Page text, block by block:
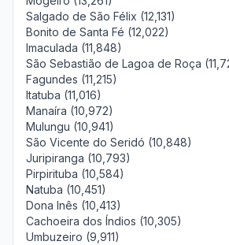
Salgado de São Félix (12,131)
Bonito de Santa Fé (12,022)
Imaculada (11,848)
São Sebastião de Lagoa de Roça
Fagundes (11,215)
Itatuba (11,016)
Manaíra (10,972)
Mulungu (10,941)
São Vicente do Seridó (10,848)
Juripiranga (10,793)
Pirpirituba (10,584)
Natuba (10,451)
Dona Inês (10,413)
Cachoeira dos Índios (10,305)
Umbuzeiro (9,911)